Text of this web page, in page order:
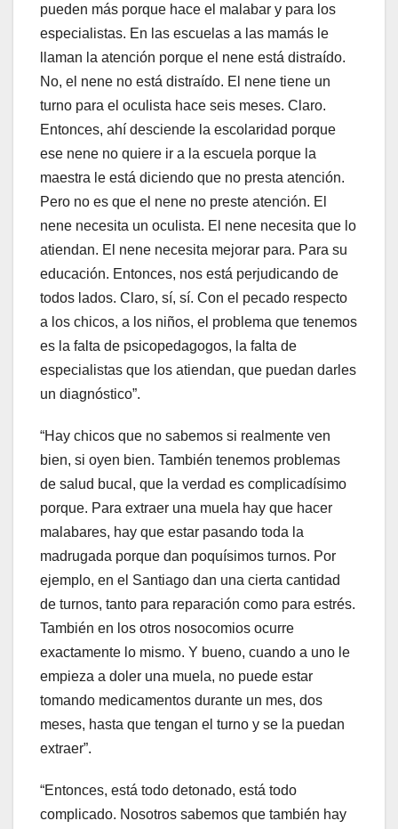
pueden más porque hace el malabar y para los
especialistas. En las escuelas a las mamás le
llaman la atención porque el nene está distraído.
No, el nene no está distraído. El nene tiene un
turno para el oculista hace seis meses. Claro.
Entonces, ahí desciende la escolaridad porque
ese nene no quiere ir a la escuela porque la
maestra le está diciendo que no presta atención.
Pero no es que el nene no preste atención. El
nene necesita un oculista. El nene necesita que lo
atiendan. El nene necesita mejorar para. Para su
educación. Entonces, nos está perjudicando de
todos lados. Claro, sí, sí. Con el pecado respecto
a los chicos, a los niños, el problema que tenemos
es la falta de psicopedagogos, la falta de
especialistas que los atiendan, que puedan darles
un diagnóstico”.
“Hay chicos que no sabemos si realmente ven
bien, si oyen bien. También tenemos problemas
de salud bucal, que la verdad es complicadísimo
porque. Para extraer una muela hay que hacer
malabares, hay que estar pasando toda la
madrugada porque dan poquísimos turnos. Por
ejemplo, en el Santiago dan una cierta cantidad
de turnos, tanto para reparación como para estrés.
También en los otros nosocomios ocurre
exactamente lo mismo. Y bueno, cuando a uno le
empieza a doler una muela, no puede estar
tomando medicamentos durante un mes, dos
meses, hasta que tengan el turno y se la puedan
extraer”.
“Entonces, está todo detonado, está todo
complicado. Nosotros sabemos que también hay